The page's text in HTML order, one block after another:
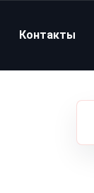
Контакты